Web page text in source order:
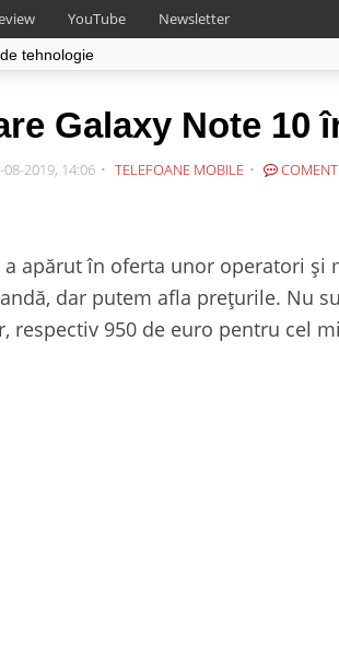
YouTube Newsletter
tehnologie
Galaxy Note 10
08-2019, 14:06 TELEFOANE MOBILE
a apărut în oferta unor operatori și
dar putem afla prețurile. Nu
respectiv 950 de euro pentru cel